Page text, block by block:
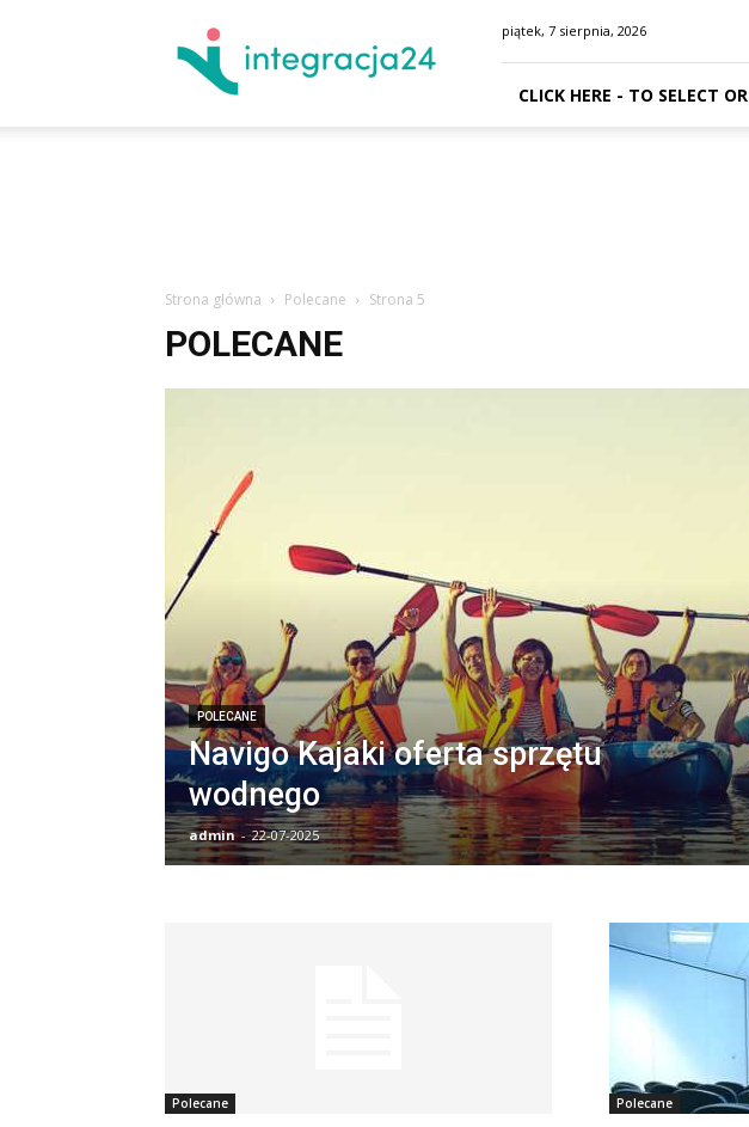
HANDLOWE
GDAŃSK
SKLEPY
piątek, 7 sierpnia, 2026
CLICK HERE - TO SELECT
Strona główna Polecane Strona 5
POLECANE
POLECANE
Navigo Kajaki oferta sprzętu
wodnego
admin - 22-07-2025
Polecane Polecane